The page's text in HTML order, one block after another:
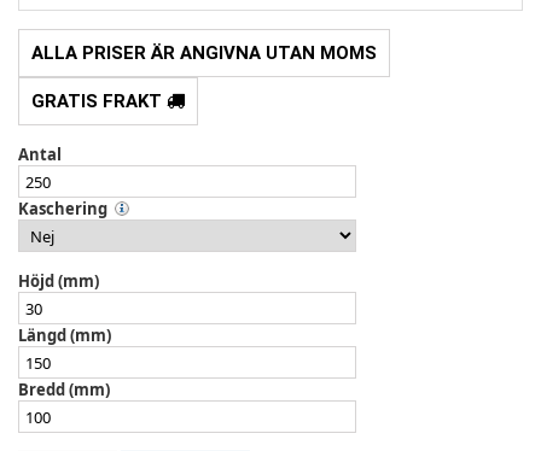
ALLA PRISER ÄR ANGIVNA UTAN MOMS
GRATIS FRAKT
Antal
Kaschering
Höjd (mm)
Längd (mm)
Bredd (mm)